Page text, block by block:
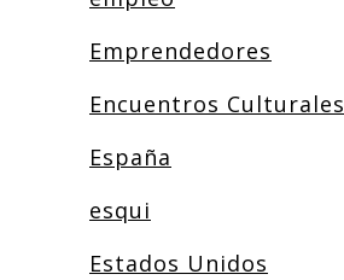
Emprendedores
Encuentros Culturales
España
esqui
Estados Unidos